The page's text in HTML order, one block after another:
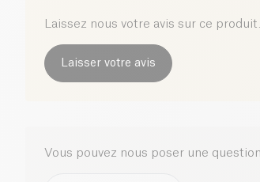
Laissez nous votre avis sur ce produit.
Laisser votre avis
Vous pouvez nous poser une